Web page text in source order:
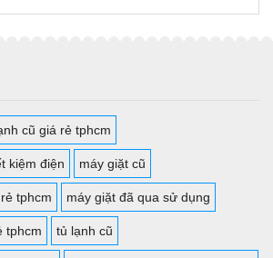
cũ giá rẻ tphcm
kiệm điện máy giặt cũ
tphcm máy giặt đã qua sử dụng
tphcm tủ lạnh cũ